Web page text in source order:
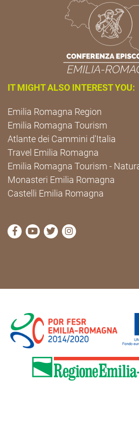
IT MIGHT ALSO INTEREST YOU:
Emilia Romagna Region
Emilia Romagna Tourism
Atlante dei Cammini d'Italia
Travel Emilia Romagna
Emilia Romagna Tourism -
Monasteri Emilia Romagna
Castelli Emilia Romagna
visit Cammini Emilia-
visit Cammini Emilia-
visit Cammini
visit Cammini